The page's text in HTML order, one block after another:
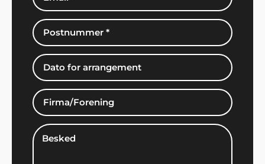
John Jensen, Herning
"Vi har booket musik gennem Showbizz Danmark.
God og kyndig vejledning og hurtig booking".
Jan Rasmussen, Roskilde
"Vi er super tilfredse med den helt igennem
fantastiske service. Tak for hjælpen med
underholdningen til vores fest".